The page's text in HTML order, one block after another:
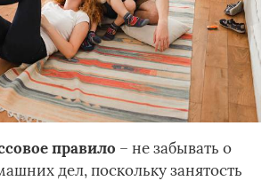
правило – не забывать о
дел, поскольку занятость